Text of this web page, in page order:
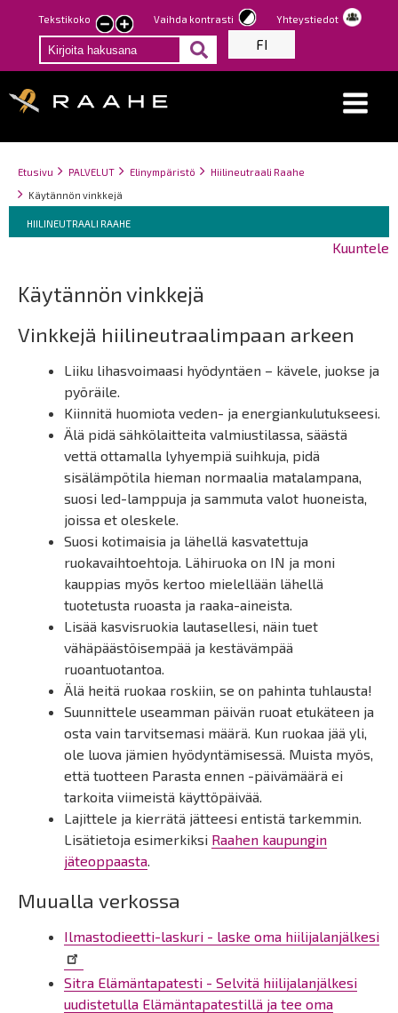
Hyppää
pääsisältöön
Tekstikoko
Pienennä
tekstin
kokoa
Suurenna
tekstin
kokoa
Vaihda kontrasti Yhteystiedot
FI
Breadcrumbs
You
are
Etusivu PALVELUT Elinympäristö
Hiilineutraali Raahe
Käytännön vinkkejä
Breadcrumbs
You
are
HIILINEUTRAALI RAAHE
Kuuntele
Käytännön vinkkejä
Vinkkejä hiilineutraalimpaan arkeen
Liiku lihasvoimaasi hyödyntäen – kävele, juokse ja
pyöräile.
Kiinnitä huomiota veden- ja energiankulutukseesi.
Älä pidä sähkölaitteita valmiustilassa, säästä
vettä ottamalla lyhyempiä suihkuja, pidä
sisälämpötila hieman normaalia matalampana,
suosi led-lamppuja ja sammuta valot huoneista,
joissa et oleskele.
Suosi kotimaisia ja lähellä kasvatettuja
ruokavaihtoehtoja. Lähiruoka on IN ja moni
kauppias myös kertoo mielellään lähellä
tuotetusta ruoasta ja raaka-aineista.
Lisää kasvisruokia lautasellesi, näin tuet
vähäpäästöisempää ja kestävämpää
ruoantuotantoa.
Älä heitä ruokaa roskiin, se on pahinta tuhlausta!
Suunnittele useamman päivän ruoat etukäteen ja
osta vain tarvitsemasi määrä. Kun ruokaa jää yli,
ole luova jämien hyödyntämisessä. Muista myös,
että tuotteen Parasta ennen -päivämäärä ei
tarkoita viimeistä käyttöpäivää.
Lajittele ja kierrätä jätteesi entistä tarkemmin.
Lisätietoja esimerkiksi Raahen kaupungin
jäteoppaasta.
Muualla verkossa
Ilmastodieetti-laskuri - laske oma hiilijalanjälkesi
Sitra Elämäntapatesti - Selvitä hiilijalanjälkesi
uudistetulla Elämäntapatestillä ja tee oma